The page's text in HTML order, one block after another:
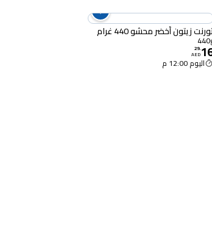
زيتون أخضر محشو 440 غرام
.
29
AED
اليوم 12:00 م